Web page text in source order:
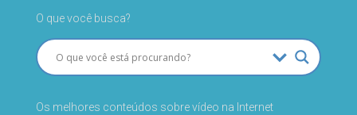
O que você busca?
Os melhores conteúdos sobre vídeo na Internet